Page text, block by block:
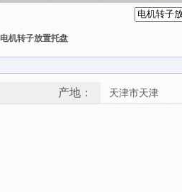
电机转子放置托盘
产地： 天津市天津